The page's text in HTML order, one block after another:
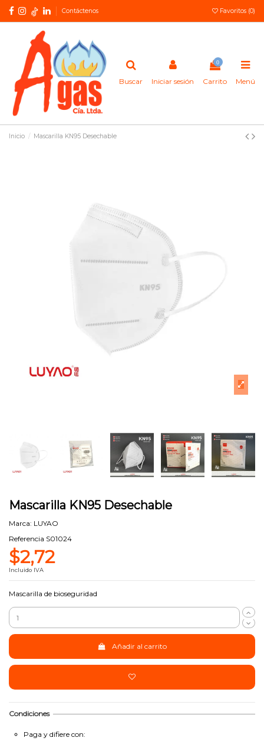
Contáctenos Favoritos (0)
Buscar Iniciar sesión
0
Carrito Menú
Inicio Mascarilla KN95 Desechable
Mascarilla KN95 Desechable
Marca: LUYAO
Referencia S01024
$2,72
Incluido IVA
Mascarilla de bioseguridad
Añadir al carrito
Condiciones
Paga y difiere con: